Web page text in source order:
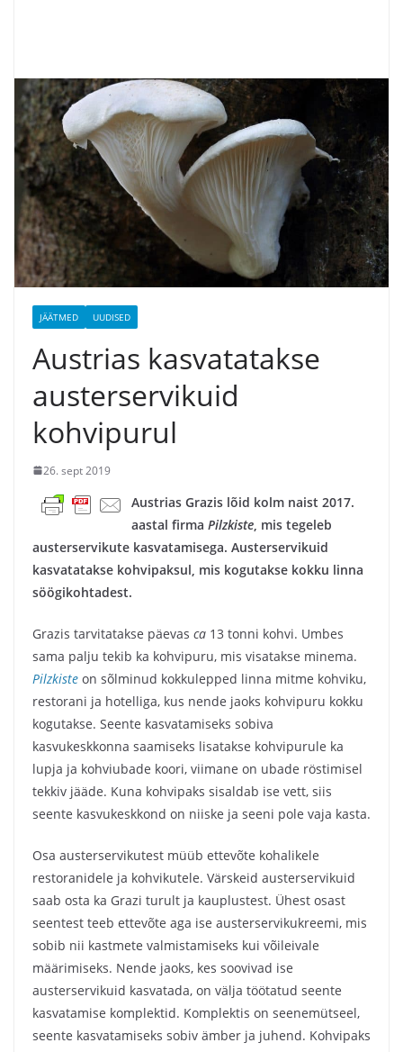
JÄÄTMED UUDISED
Austrias kasvatatakse
austerservikuid
kohvipurul
26. sept 2019
Austrias Grazis lõid kolm naist 2017.
aastal firma Pilzkiste , mis tegeleb
austerservikute kasvatamisega. Austerservikuid
kasvatatakse kohvipaksul, mis kogutakse kokku linna
söögikohtadest.
Grazis tarvitatakse päevas ca 13 tonni kohvi. Umbes
sama palju tekib ka kohvipuru, mis visatakse minema.
Pilzkiste on sõlminud kokkulepped linna mitme kohviku,
restorani ja hotelliga, kus nende jaoks kohvipuru kokku
kogutakse. Seente kasvatamiseks sobiva
kasvukeskkonna saamiseks lisatakse kohvipurule ka
lupja ja kohviubade koori, viimane on ubade röstimisel
tekkiv jääde. Kuna kohvipaks sisaldab ise vett, siis
seente kasvukeskkond on niiske ja seeni pole vaja kasta.
Osa austerservikutest müüb ettevõte kohalikele
restoranidele ja kohvikutele. Värskeid austerservikuid
saab osta ka Grazi turult ja kauplustest. Ühest osast
seentest teeb ettevõte aga ise austerservikukreemi, mis
sobib nii kastmete valmistamiseks kui võileivale
määrimiseks. Nende jaoks, kes soovivad ise
austerservikuid kasvatada, on välja töötatud seente
kasvatamise komplektid. Komplektis on seenemütseel,
seente kasvatamiseks sobiv ämber ja juhend. Kohvipaks